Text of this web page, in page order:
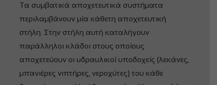
Τα συμβατικά αποχετευτικά συστήματα
περιλαμβάνουν μία κάθετη αποχετευτική
στήλη. Στην στήλη αυτή καταλήγουν
παράλληλοι κλάδοι στους οποίους
αποχετεύουν οι υδραυλικοί υποδοχείς (λεκάνες,
μπανιέρες νιπτήρες, νεροχύτες) του κάθε